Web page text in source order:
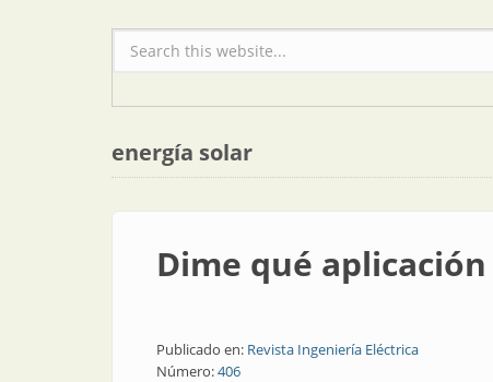
Formulario de búsqueda
energía solar
Dime qué
Publicado en: Revista Ingeniería Eléctrica
Número:406